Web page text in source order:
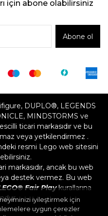
iyileştirmek için
uygun çerezler
için abone olabilirsiniz
Abone ol
DUPLO®, LEGENDS
MINDSTORMS ve
ticari markasıdır ve bu
veya yetkilendirmez .
resmi Lego web sitesini
markasıdır, ancak bu web
destek vermez. Bu web
Fair Playkurallarına